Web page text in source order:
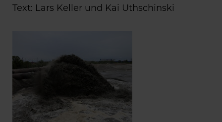
Text: Lars Keller und Kai Uthschinski